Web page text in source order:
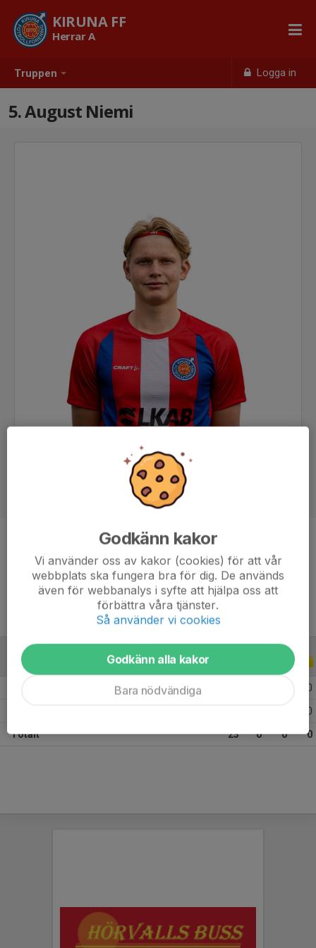
Truppen Logga in
KIRUNA FF
Herrar A
5. August Niemi
Back
Ålder
23 år
ALLA SERIER 2025
2025 Div 2 Norrland Höst Nedflyttning 2025 0
0
Totalt 23 0 0 0
Godkänn kakor
Vi använder oss av kakor (cookies) för att vår
webbplats ska fungera bra för dig. De används
även för webbanalys i syfte att hjälpa oss att
förbättra våra tjänster.
Så använder vi cookies
Godkänn alla kakor
Bara nödvändiga